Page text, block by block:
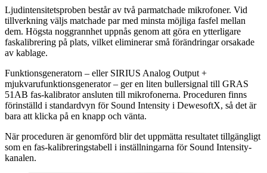
Ljudintensitetsproben består av två parmatchade mikrofoner. Vid
tillverkning väljs matchade par med minsta möjliga fasfel mellan
dem. Högsta noggrannhet uppnås genom att göra en ytterligare
faskalibrering på plats, vilket eliminerar små förändringar orsakade
av kablage.
Funktionsgeneratorn – eller SIRIUS Analog Output +
mjukvarufunktionsgenerator – ger en liten bullersignal till GRAS
51AB fas-kalibrator ansluten till mikrofonerna. Proceduren finns
förinställd i standardvyn för Sound Intensity i DewesoftX, så det är
bara att klicka på en knapp och vänta.
När proceduren är genomförd blir det uppmätta resultatet tillgängligt
som en fas-kalibreringstabell i inställningarna för Sound Intensity-
kanalen.